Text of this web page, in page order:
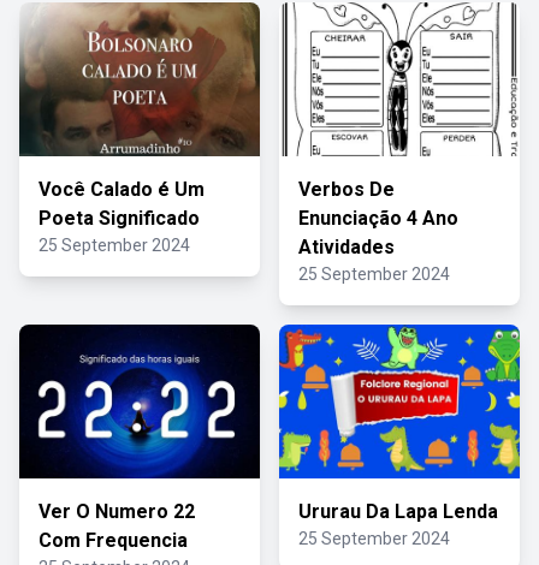
Você Calado é Um
Poeta Significado
25 September 2024
Verbos De
Enunciação 4 Ano
Atividades
25 September 2024
Ver O Numero 22
Com Frequencia
Ururau Da Lapa Lenda
25 September 2024